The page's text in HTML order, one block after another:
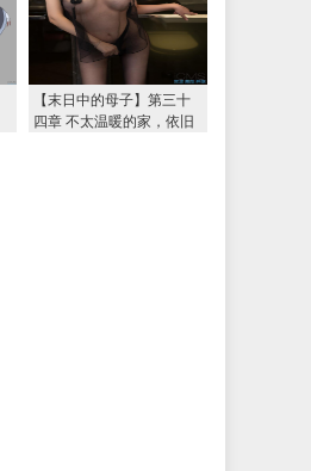
【末日中的母子】第三十
四章 不太温暖的家，依旧